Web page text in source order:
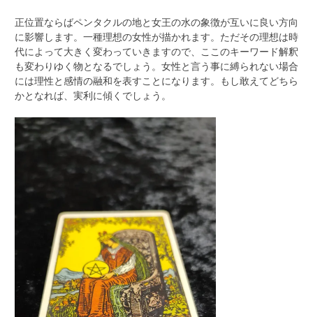
正位置ならばペンタクルの地と女王の水の象徴が互いに良い方向
に影響します。一種理想の女性が描かれます。ただその理想は時
代によって大きく変わっていきますので、ここのキーワード解釈
も変わりゆく物となるでしょう。女性と言う事に縛られない場合
には理性と感情の融和を表すことになります。もし敢えてどちら
かとなれば、実利に傾くでしょう。